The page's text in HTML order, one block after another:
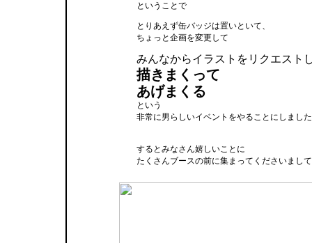
ということで
とりあえず缶バッジは置いといて、
ちょっと企画を変更して
みんなからイラストをリクエスト
描きまくって
あげまくる
という
非常に男らしいイベントをやることにしまし
するとみなさん嬉しいことに
たくさんブースの前に集まってくださいまし